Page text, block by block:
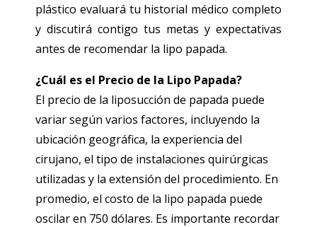
plástico evaluará tu historial médico completo
y discutirá contigo tus metas y expectativas
antes de recomendar la lipo papada.
¿Cuál es el Precio de la Lipo Papada?
El precio de la liposucción de papada puede
variar según varios factores, incluyendo la
ubicación geográfica, la experiencia del
cirujano, el tipo de instalaciones quirúrgicas
utilizadas y la extensión del procedimiento. En
promedio, el costo de la lipo papada puede
oscilar en 750 dólares. Es importante recordar